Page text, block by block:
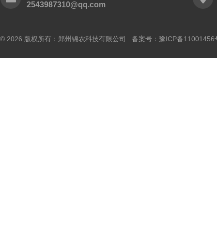
2543987310@qq.com
© 2026 版权所有：郑州锦农科技有限公司 备案号： 豫ICP备11001456